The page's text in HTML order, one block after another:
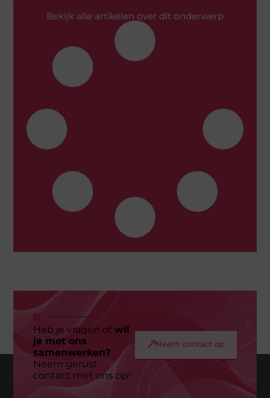
Bekijk alle artikelen over dit onderwerp
Heb je vragen ofwil
je met ons
samenwerken?
Neem gerust
contact met ons op!
Neem contact op